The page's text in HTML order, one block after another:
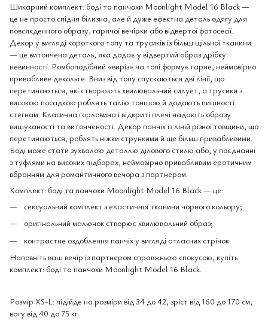
Шикарний комплект: боді та панчохи Moonlight Model 16 Black —
це не просто спідня білизна, але й дуже ефектна деталь одягу для
повсякденного образу, гарячої вечірки або відвертої фотосесії.
Декор у вигляді короткого топу та трусиків із більш щільної тканини
— це витончена деталь, яка додає у відвертий образ дрібку
невинності. Ромбоподібний «виріз» на топі формує гарне, неймовірно
привабливе декольте. Вниз від топу спускаються дві лінії, що
перетинаються, які створюють хвилювальний силует, а трусики з
високою посадкою роблять талію тоншою й додають пишності
стегнам. Класична горловина і відкриті плечі надають образу
вишуканості та витонченості. Декор панчіх із ліній різної товщини, що
перетинаються, роблять ніжки стрункими й ще більш привабливими.
Боді може стати зухвалою деталлю ділового стилю або, у поєднанні
з туфлями на високих підборах, неймовірно привабливим еротичним
вбранням для романтичного вечора з партнером.
Комплект: боді та панчохи Moonlight Model 16 Black — це:
сексуальний комплект з еластичної тканини чорного кольору;
оригінальний малюнок створює хвилювальний образ;
контрастне оздоблення панчіх у вигляді атласних стрічок.
Наповніть ваш вечір із партнером справжньою спокусою, купіть
комплект: боді та панчохи Moonlight Model 16 Black.
Розмір XS-L: підійде на розміри від 34 до 42, зріст від 160 до 170 см,
вагу від 40 до 75 кг.